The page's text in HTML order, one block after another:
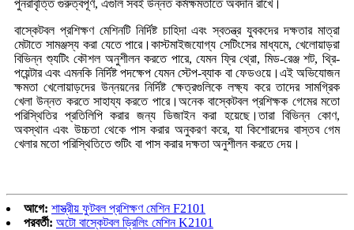
পুনরাবৃত্তি গুরুত্বপূর্ণ, এগুলি সবই উন্নত কর্মক্ষমতাতে অবদান রাখে।
বাস্কেটবল প্রশিক্ষণ মেশিনটি নির্দিষ্ট চাহিদা এবং স্বতন্ত্র যুবকদের দক্ষতার মাত্রা
মেটাতে সামঞ্জস্য করা যেতে পারে।কাস্টমাইজযোগ্য সেটিংসের মাধ্যমে, খেলোয়াড়রা
বিভিন্ন শ্যুটিং কৌশল অনুশীলন করতে পারে, যেমন ফ্রি থ্রো, মিড-রেঞ্জ শট, থ্রি-
পয়েন্টার এবং এমনকি নির্দিষ্ট পদক্ষেপ যেমন স্টেপ-ব্যাক বা ফেডওয়ে।এই অভিযোজন
ক্ষমতা খেলোয়াড়দের উন্নয়নের নির্দিষ্ট ক্ষেত্রগুলিকে লক্ষ্য করে তাদের সামগ্রিক
খেলা উন্নত করতে সাহায্য করতে পারে।অনেক বাস্কেটবল প্রশিক্ষক গেমের মতো
পরিস্থিতির প্রতিলিপি করার জন্য ডিজাইন করা হয়েছে।তারা বিভিন্ন কোণ,
অবস্থান এবং উচ্চতা থেকে পাস করার অনুকরণ করে, যা কিশোরদের বাস্তব গেম
খেলার মতো পরিস্থিতিতে শুটিং বা পাস করার দক্ষতা অনুশীলন করতে দেয়।
আগে: শাস্ত্রীয় ফুটবল প্রশিক্ষণ মেশিন F2101
পরবর্তী: অটো বাস্কেটবল ড্রিলিং মেশিন K2101